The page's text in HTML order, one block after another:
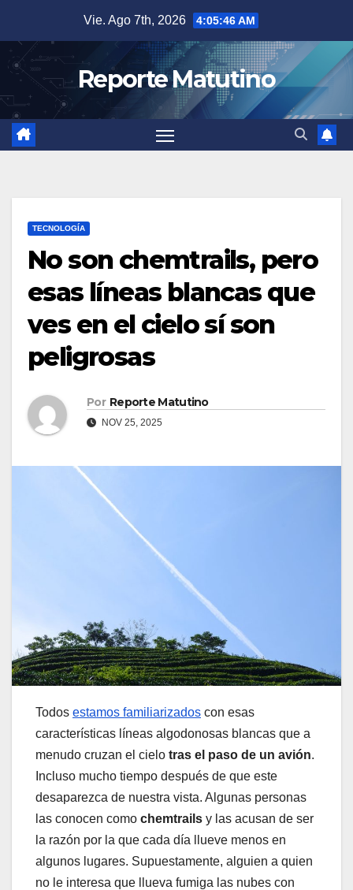
contenido
Vie. Ago 7th, 2026 4:05:47 AM
Reporte Matutino
TECNOLOGÍA
No son chemtrails, pero
esas líneas blancas que
ves en el cielo sí son
peligrosas
Por Reporte Matutino
NOV 25, 2025
Todos estamos familiarizados con esas
características líneas algodonosas blancas que a
menudo cruzan el cielo tras el paso de un avión.
Incluso mucho tiempo después de que este
desaparezca de nuestra vista. Algunas personas
las conocen como chemtrails y las acusan de ser
la razón por la que cada día llueve menos en
algunos lugares. Supuestamente, alguien a quien
no le interesa que llueva fumiga las nubes con